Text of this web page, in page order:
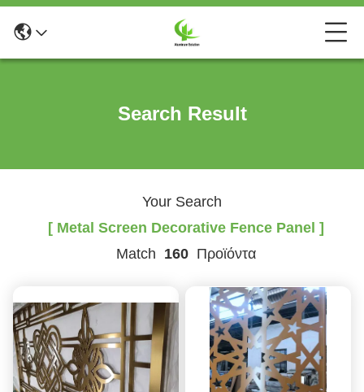
Search Result
Your Search
[ Metal Screen Decorative Fence Panel ]
Match 160 Προϊόντα